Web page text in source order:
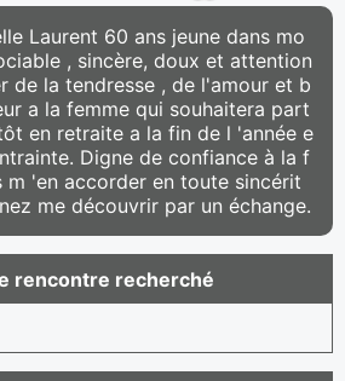
Laurent 60 ans jeune dans mo
, sincère, doux et attention
de la tendresse , de l'amour et b
a la femme qui souhaitera part
en retraite a la fin de l 'année e
Digne de confiance à la f
m 'en accorder en toute sincérit
me découvrir par un échange.
rencontre recherché